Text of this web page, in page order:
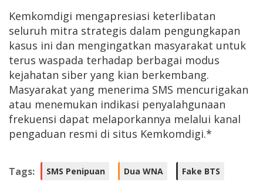
Kemkomdigi mengapresiasi keterlibatan
seluruh mitra strategis dalam pengungkapan
kasus ini dan mengingatkan masyarakat untuk
terus waspada terhadap berbagai modus
kejahatan siber yang kian berkembang.
Masyarakat yang menerima SMS mencurigakan
atau menemukan indikasi penyalahgunaan
frekuensi dapat melaporkannya melalui kanal
pengaduan resmi di situs Kemkomdigi.*
Tags: SMS Penipuan Dua WNA Fake BTS